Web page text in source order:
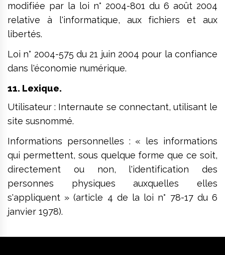
modifiée par la loi n° 2004-801 du 6 août 2004
relative à l'informatique, aux fichiers et aux
libertés.
Loi n° 2004-575 du 21 juin 2004 pour la confiance
dans l'économie numérique.
11. Lexique.
Utilisateur : Internaute se connectant, utilisant le
site susnommé.
Informations personnelles : « les informations
qui permettent, sous quelque forme que ce soit,
directement ou non, l'identification des
personnes physiques auxquelles elles
s'appliquent » (article 4 de la loi n° 78-17 du 6
janvier 1978).